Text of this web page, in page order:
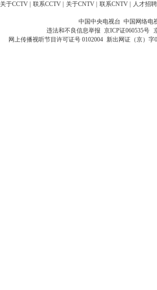
关于CCTV 联系CCTV 关于CNTV 联系CNTV 人才招聘
中国中央电视台 中国网络电
违法和不良信息举报 京ICP证060535号
网上传播视听节目许可证号 0102004 新出网证（京）